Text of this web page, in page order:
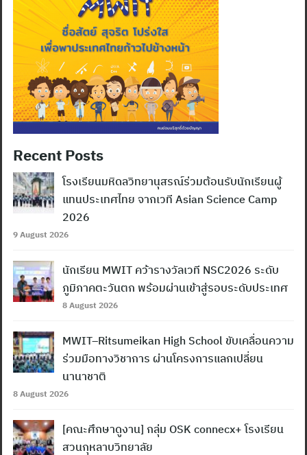
Recent Posts
โรงเรียนมหิดลวิทยานุสรณ์ร่วมต้อนรับนักเรียนผู้
แทนประเทศไทย จากเวที Asian Science Camp
2026
9 August 2026
นักเรียน MWIT คว้ารางวัลเวที NSC2026 ระดับ
ภูมิภาคตะวันตก พร้อมผ่านเข้าสู่รอบระดับประเทศ
8 August 2026
MWIT–Ritsumeikan High School ขับเคลื่อนความ
ร่วมมือทางวิชาการ ผ่านโครงการแลกเปลี่ยน
นานาชาติ
8 August 2026
[คณะศึกษาดูงาน] กลุ่ม OSK connecx+ โรงเรียน
สวนกุหลาบวิทยาลัย